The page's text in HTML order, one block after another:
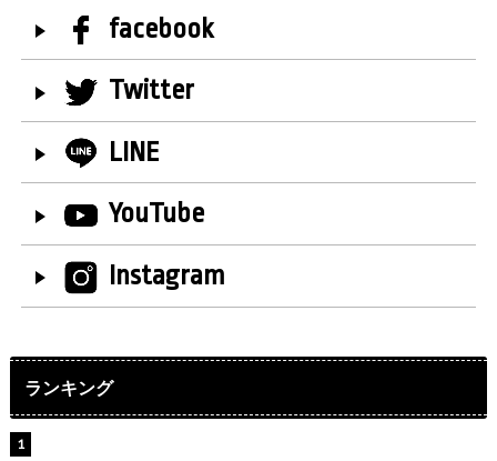
facebook
Twitter
LINE
YouTube
Instagram
ランキング